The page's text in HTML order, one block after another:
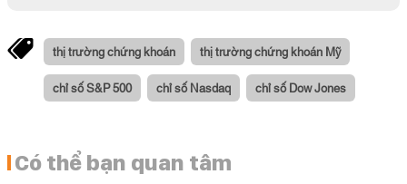
thị trường chứng khoán thị trường chứng khoán Mỹ
chỉ số S&P 500 chỉ số Nasdaq chỉ số Dow Jones
Có thể bạn quan tâm